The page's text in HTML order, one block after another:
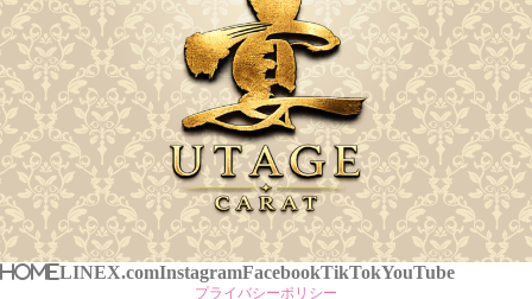
HOMELINEX.comInstagramFacebookTikTokYouTube
プライバシーポリシー